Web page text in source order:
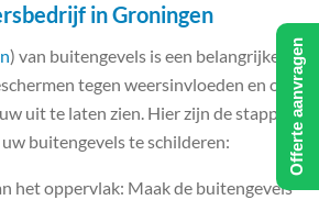
in Groningen
) van buitengevels is een belangrijke
tegen weersinvloeden en om
uit te laten zien. Hier zijn de stappen
buitengevels te schilderen:
het oppervlak: Maak de buitengevels
Offerte aanvragen